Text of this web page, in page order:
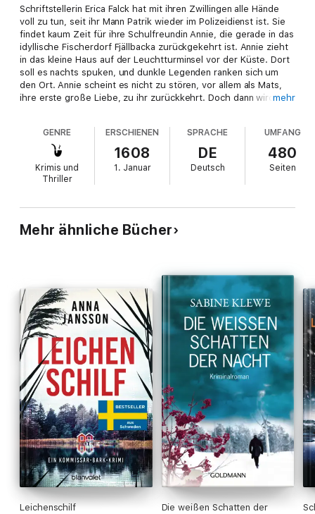
Schriftstellerin Erica Falck hat mit ihren Zwillingen alle Hände
voll zu tun, seit ihr Mann Patrik wieder im Polizeidienst ist. Sie
findet kaum Zeit für ihre Schulfreundin Annie, die gerade in das
idyllische Fischerdorf Fjällbacka zurückgekehrt ist. Annie zieht
in das kleine Haus auf der Leuchtturminsel vor der Küste. Dort
soll es nachts spuken, und dunkle Legenden ranken sich um
den Ort. Annie scheint es nicht zu stören, vor allem als Mats,
ihre erste große Liebe, zu ihr zurückkehrt. Doch dann wird
voll zu tun, seit ihr Mann Patrik wieder im Polizeidienst ist. Sie
findet kaum Zeit für ihre Freundin Annie, die gerade in das
idyllische Fischerdorf Fjällbacka zurückgekehrt ist. Annie zieht
in den Leuchtturm auf der kleinen Insel vor der Küste. Dort soll
es nachts spuken, und dunkle Legenden ranken sich um den
Mats brutal ermordet. Patrik beginnt zu ermitteln.
mehr
GENRE
Krimis und
Thriller
ERSCHIENEN
1608
1. Januar
SPRACHE
DE
Deutsch
UMFANG
480
Seiten
Mehr ähnliche Bücher
Leichenschilf
Die weißen Schatten der